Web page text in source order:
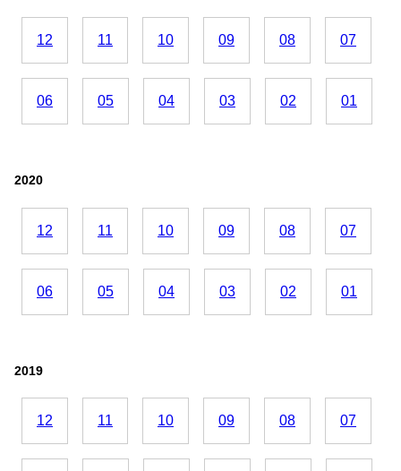
12 11 10 09 08 07
06 05 04 03 02 01
2020
12 11 10 09 08 07
06 05 04 03 02 01
2019
12 11 10 09 08 07